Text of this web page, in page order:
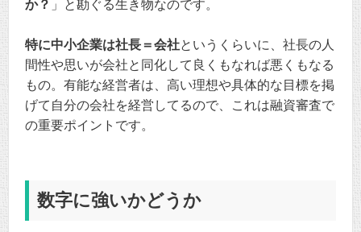
か？ 」と勘ぐる生き物なのです。
特に中小企業は社長＝会社というくらいに、社長の人
間性や思いが会社と同化して良くもなれば悪くもなる
もの。有能な経営者は、高い理想や具体的な目標を掲
げて自分の会社を経営してるので、これは融資審査で
の重要ポイントです。
数字に強いかどうか